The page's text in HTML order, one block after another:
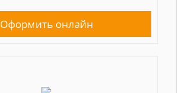
Оформить онлайн